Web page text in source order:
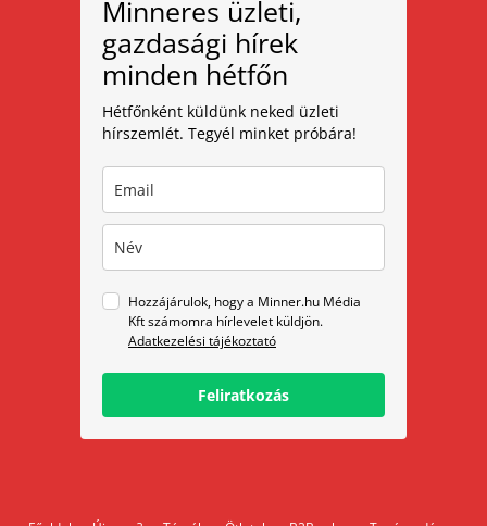
Minneres üzleti,
gazdasági hírek
minden hétfőn
Hétfőnként küldünk neked üzleti
hírszemlét. Tegyél minket próbára!
Hozzájárulok, hogy a Minner.hu Média
Kft számomra hírlevelet küldjön.
Adatkezelési tájékoztató
Feliratkozás